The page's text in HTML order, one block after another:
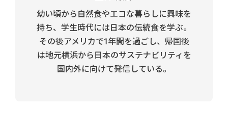
幼い頃から自然食やエコな暮らしに興味を
持ち、学生時代には日本の伝統食を学ぶ。
その後アメリカで1年間を過ごし、帰国後
は地元横浜から日本のサステナビリティを
国内外に向けて発信している。